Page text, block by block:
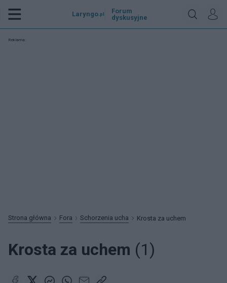
Laryngo.pl
Forum
dyskusyjne
Reklama:
Strona główna Fora Schorzenia ucha Krosta za uchem
Krosta za uchem (1)